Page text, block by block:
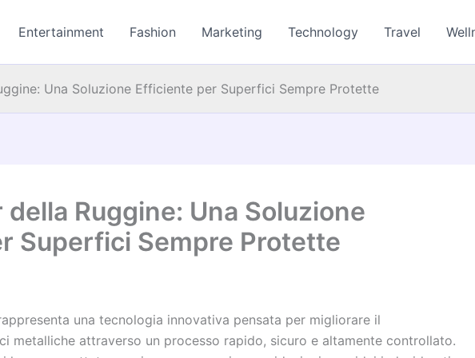
Entertainment Fashion Marketing Technology Travel
Una Soluzione Efficiente per Superfici Sempre Protette
della Ruggine: Una Soluzione
Superfici Sempre Protette
una tecnologia innovativa pensata per migliorare il
metalliche attraverso un processo rapido, sicuro e altamente controllato.